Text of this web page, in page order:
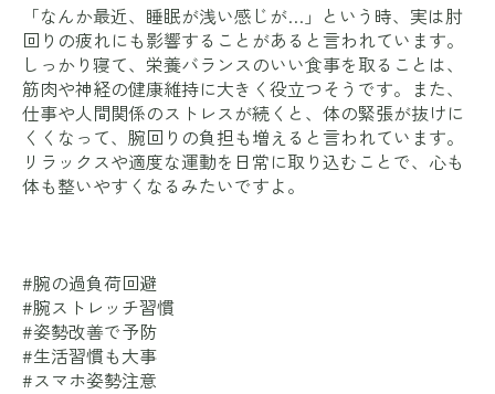
「なんか最近、睡眠が浅い感じが…」という時、実は肘
回りの疲れにも影響することがあると言われています。
しっかり寝て、栄養バランスのいい食事を取ることは、
筋肉や神経の健康維持に大きく役立つそうです。また、
仕事や人間関係のストレスが続くと、体の緊張が抜けに
くくなって、腕回りの負担も増えると言われています。
リラックスや適度な運動を日常に取り込むことで、心も
体も整いやすくなるみたいですよ。
#腕の過負荷回避
#腕ストレッチ習慣
#姿勢改善で予防
#生活習慣も大事
#スマホ姿勢注意